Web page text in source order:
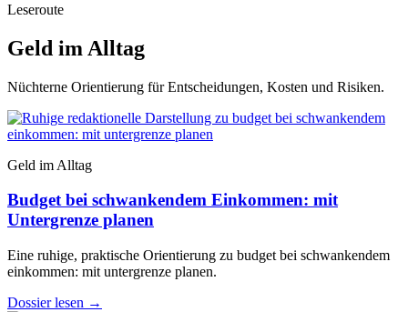
Leseroute
Geld im Alltag
Nüchterne Orientierung für Entscheidungen, Kosten und Risiken.
Geld im Alltag
Budget bei schwankendem Einkommen: mit
Untergrenze planen
Eine ruhige, praktische Orientierung zu budget bei schwankendem
einkommen: mit untergrenze planen.
Dossier lesen →